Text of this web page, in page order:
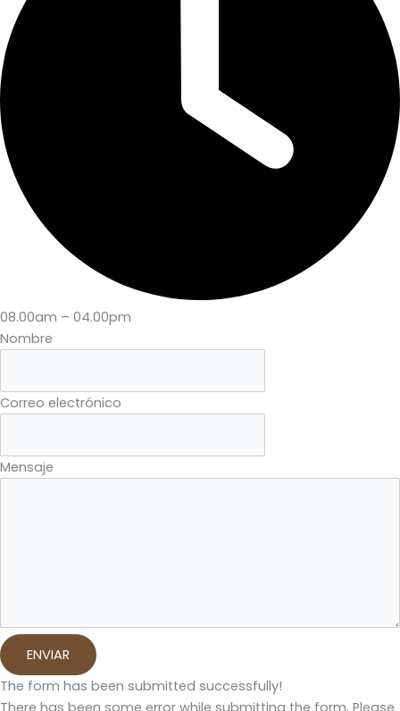
08.00am – 04.00pm
Nombre
Correo electrónico
Mensaje
ENVIAR
The form has been submitted successfully!